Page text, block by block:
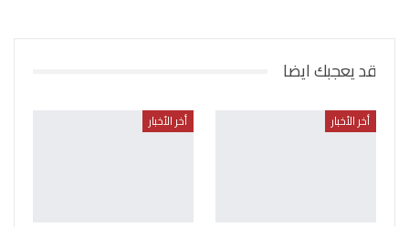
قد يعجبك ايضا
أخر الأخبار أخر الأخبار